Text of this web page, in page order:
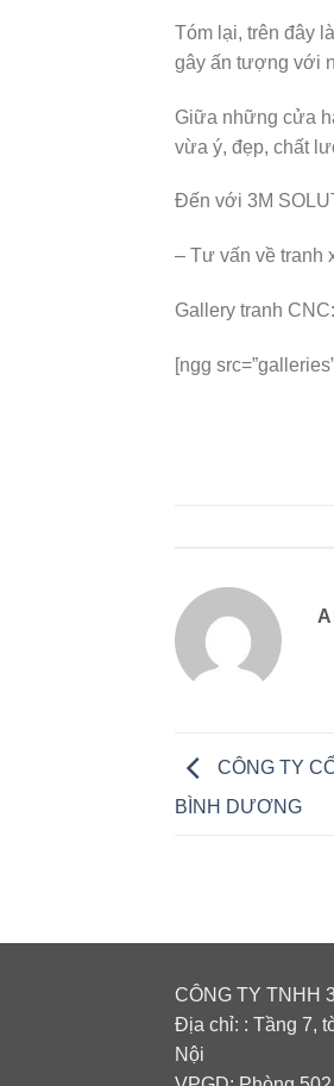
Tóm lại, trên đây
gây ấn tượng với
Giữa những cửa
vừa ý, đẹp, chất
Đến với 3M
– Tư vấn về tranh
Gallery tranh CNC:
[ngg
CÔNG TY
BÌNH DƯƠNG
CÔNG TY TNHH
Địa chỉ: : Tầng 7,
Nội